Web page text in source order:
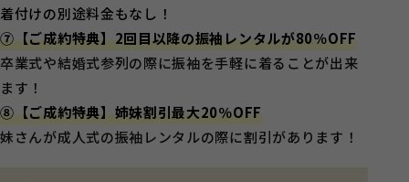
着付けの別途料金もなし！
⑦【ご成約特典】2回目以降の振袖レンタルが80％OFF
卒業式や結婚式参列の際に振袖を手軽に着ることが出来
ます！
⑧【ご成約特典】姉妹割引最大20％OFF
妹さんが成人式の振袖レンタルの際に割引があります！